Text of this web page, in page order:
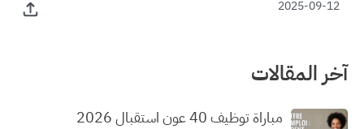
2025-09-12
آخر المقالات
مباراة توظيف 40 عون استقبال 2026